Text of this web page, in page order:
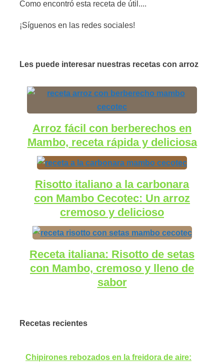
Como encontró esta receta de útil....
¡Síguenos en las redes sociales!
Les puede interesar nuestras recetas con arroz
Arroz fácil con berberechos en
Mambo, receta rápida y deliciosa
Risotto italiano a la carbonara
con Mambo Cecotec: Un arroz
cremoso y delicioso
Receta italiana: Risotto de setas
con Mambo, cremoso y lleno de
sabor
Recetas recientes
Chipirones rebozados en la freidora de aire: